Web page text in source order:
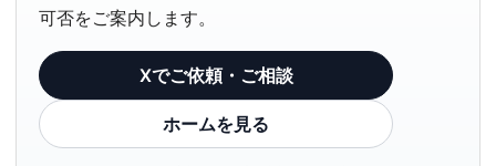
可否をご案内します。
Xでご依頼・ご相談
ホームを見る